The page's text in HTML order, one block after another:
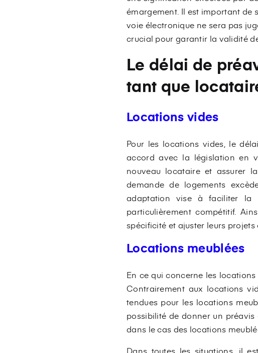
émargement. Il est important de
voie électronique ne sera pas
crucial pour garantir la validité
Le délai de
tant que
Locations vides
Pour les locations vides, le
accord avec la législation en
nouveau locataire et assurer
demande de logements
adaptation vise à faciliter la
particulièrement compétitif.
spécificité et ajuster leurs
Locations meublées
En ce qui concerne les
Contrairement aux locations
tendues pour les locations
possibilité de donner un
dans le cas des locations
Dans toutes les situations, il